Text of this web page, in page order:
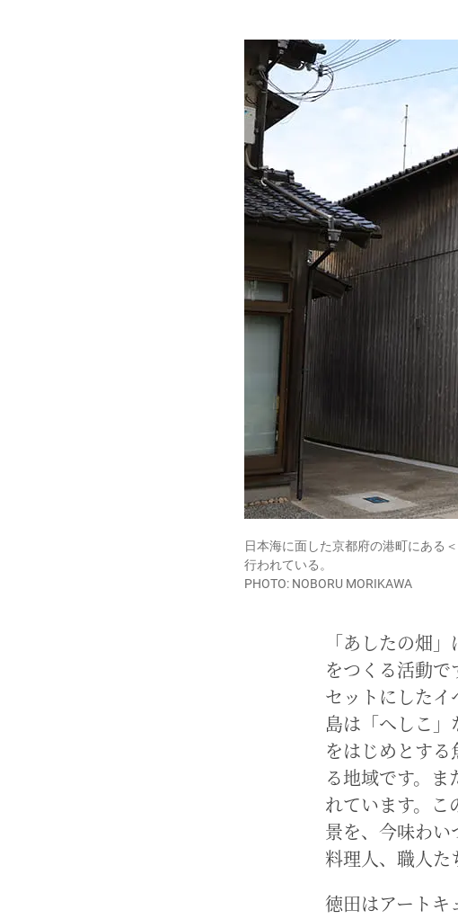
日本海に面した京都府の港町にある
行われている。
PHOTO: NOBORU MORIKAWA
「あしたの畑
をつくる活動
セットにした
島は「へしこ
をはじめとす
る地域です。
れています。
景を、今味わい
料理人、職人た
徳田はアートキ